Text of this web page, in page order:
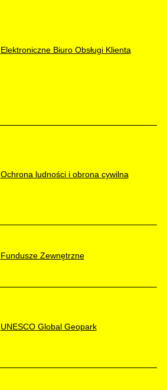
Elektroniczne Biuro Obsługi Klienta
Ochrona ludności i obrona cywilna
Fundusze Zewnętrzne
UNESCO Global Geopark